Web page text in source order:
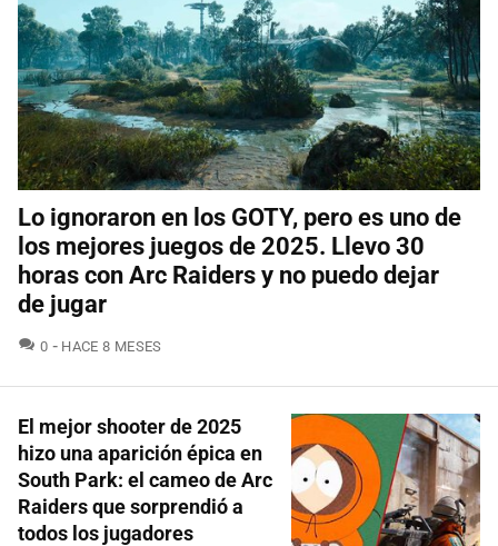
Lo ignoraron en los GOTY, pero es uno de
los mejores juegos de 2025. Llevo 30
horas con Arc Raiders y no puedo dejar
de jugar
0 COMENTARIOS
HACE 8 MESES
El mejor shooter de 2025
hizo una aparición épica en
South Park: el cameo de Arc
Raiders que sorprendió a
todos los jugadores